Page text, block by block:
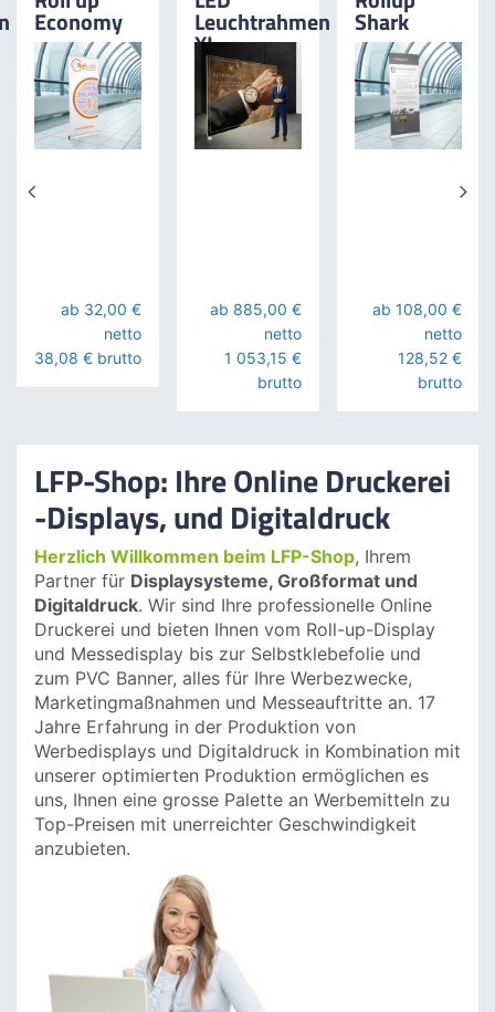
Highlights
Roll up
netto
38,08 € brutto
LED
netto
1 053,15 €
brutto
Rollup
netto
LFP-Shop: Ihre Online Druckerei
-Displays, und Digitaldruck
Herzlich Willkommen beim LFP-Shop, Ihrem
Partner fürDisplaysysteme, Großformat und
Digitaldruck. Wir sind Ihre professionelle Online
Druckerei und bieten Ihnen vom Roll-up-Display
und Messedisplay bis zur Selbstklebefolie und
zum PVC Banner, alles für Ihre Werbezwecke,
Marketingmaßnahmen und Messeauftritte an. 17
Jahre Erfahrung in der Produktion von
Werbedisplays und Digitaldruck in Kombination mit
unserer optimierten Produktion ermöglichen es
uns, Ihnen eine grosse Palette an Werbemitteln zu
Top-Preisen mit unerreichter Geschwindigkeit
anzubieten.